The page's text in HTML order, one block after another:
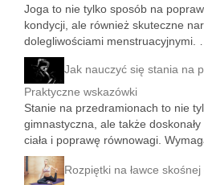
Joga to nie tylko sposób na
kondycji, ale również skuteczne
dolegliwościami menstruacyjnymi. …
Jak nauczyć się stania na
Praktyczne wskazówki
Stanie na przedramionach to nie
gimnastyczna, ale także
ciała i poprawę równowagi.
Rozpiętki na ławce